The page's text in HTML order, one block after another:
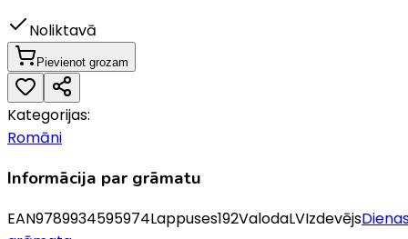
Noliktavā
Pievienot grozam
Kategorijas:
Romāni
Informācija par grāmatu
EAN9789934595974Lappuses192ValodaLVIzdevējs